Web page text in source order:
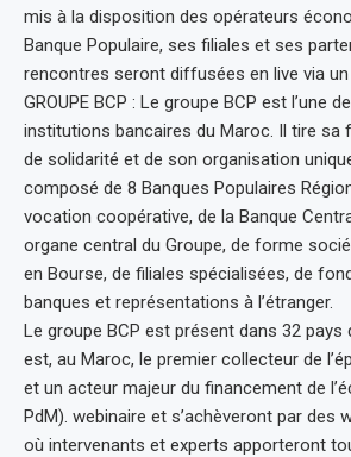
mis à la disposition des opérateurs
Banque Populaire, ses filiales et ses
rencontres seront diffusées en live via un
GROUPE BCP : Le groupe BCP est l’une
institutions bancaires du Maroc. Il tire sa
de solidarité et de son organisation
composé de 8 Banques Populaires
vocation coopérative, de la Banque
organe central du Groupe, de forme
en Bourse, de filiales spécialisées, de
banques et représentations à l’étranger.
Le groupe BCP est présent dans 32 pays
est, au Maroc, le premier collecteur de
et un acteur majeur du financement de
PdM). webinaire et s’achèveront par des
où intervenants et experts apporteront